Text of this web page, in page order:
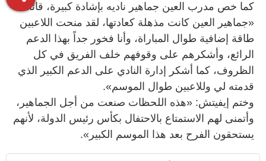
كما خص مدرب العين جماهير ناديه بإشادة كبيرة، قائلاً:
«جماهير العين كانت مذهلة كعادتها، لقد منحت اللاعبين
طاقة إضافية طوال المباراة، وأنا فخور جداً بهذا الدعم
الرائع، وأشكرهم على وقوفهم خلف الفريق في كل
الظروف، كما أشكر إدارة النادي على الدعم الكبير الذي
قدمته لي وللاعبين طوال الموسم».
وختم إيفيتش: «هذه اللحظات صنعت من أجل الجماهير،
وأتمنى لهم الاستمتاع بالاحتفال بكأس رئيس الدولة، لأنهم
يستحقون الفرح بعد هذا الموسم الكبير».